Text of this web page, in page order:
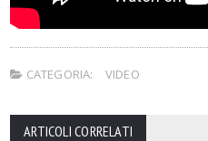
CATEGORIA: VIDEO
ARTICOLI CORRELATI